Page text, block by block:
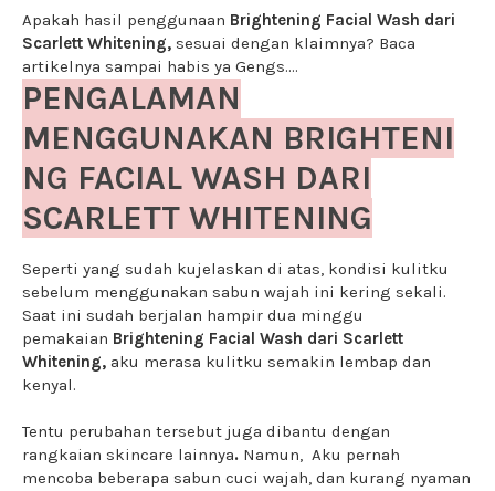
Apakah hasil penggunaan Brightening Facial Wash dari
Scarlett Whitening, sesuai dengan klaimnya? Baca
artikelnya sampai habis ya Gengs....
PENGALAMAN
MENGGUNAKAN BRIGHTENI
NG FACIAL WASH DARI
SCARLETT WHITENING
Seperti yang sudah kujelaskan di atas, kondisi kulitku
sebelum menggunakan sabun wajah ini kering sekali.
Saat ini sudah berjalan hampir dua minggu
pemakaian Brightening Facial Wash dari Scarlett
Whitening, aku merasa kulitku semakin lembap dan
kenyal.
Tentu perubahan tersebut juga dibantu dengan
rangkaian skincare lainnya. Namun, Aku pernah
mencoba beberapa sabun cuci wajah, dan kurang nyaman